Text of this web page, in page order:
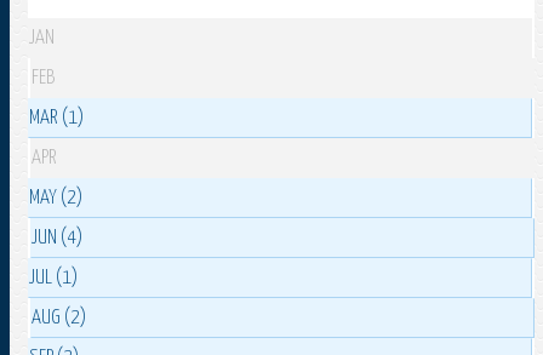
JAN
FEB
MAR (1)
APR
MAY (2)
JUN (4)
JUL (1)
AUG (2)